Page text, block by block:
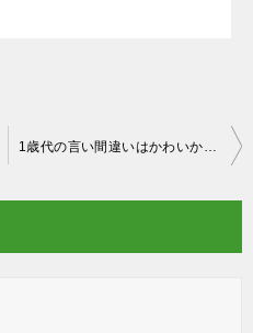
1歳代の言い間違いはかわいかったな、、。【育児 笑った話】